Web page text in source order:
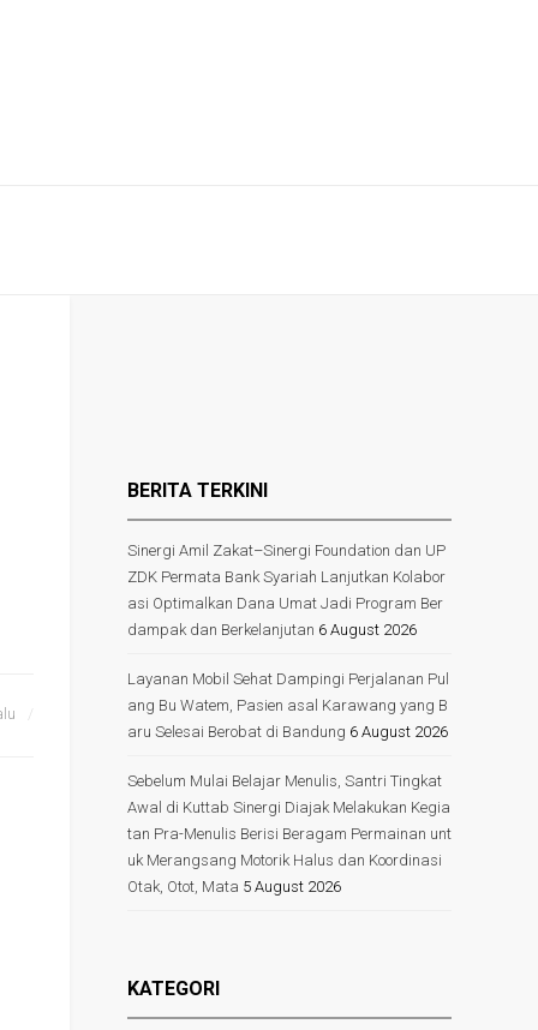
BERITA TERKINI
Sinergi Amil Zakat–Sinergi Foundation dan UP
ZDK Permata Bank Syariah Lanjutkan Kolabor
asi Optimalkan Dana Umat Jadi Program Ber
dampak dan Berkelanjutan 6 August 2026
Layanan Mobil Sehat Dampingi Perjalanan Pul
ang Bu Watem, Pasien asal Karawang yang B
aru Selesai Berobat di Bandung 6 August 2026
Sebelum Mulai Belajar Menulis, Santri Tingkat
Awal di Kuttab Sinergi Diajak Melakukan Kegia
tan Pra-Menulis Berisi Beragam Permainan unt
uk Merangsang Motorik Halus dan Koordinasi
Otak, Otot, Mata 5 August 2026
KATEGORI